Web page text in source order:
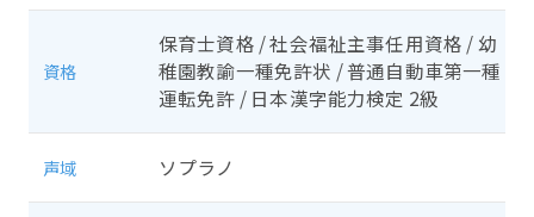
資格
保育士資格 / 社会福祉主事任用資格 / 幼
稚園教諭一種免許状 / 普通自動車第一種
運転免許 / 日本漢字能力検定 2級
声域 ソプラノ